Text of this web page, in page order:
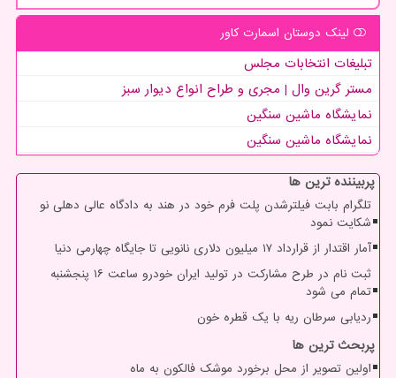
لینک دوستان اسمارت كاور
تبلیغات انتخابات مجلس
مستر گرین وال | مجری و طراح انواع دیوار سبز
نمایشگاه ماشین سنگین
نمایشگاه ماشین سنگین
پربیننده ترین ها
تلگرام بابت فیلترشدن پلت فرم خود در هند به دادگاه عالی دهلی نو
شکایت نمود
آمار اقتدار از قرارداد ۱۷ میلیون دلاری نانویی تا جایگاه چهارمی دنیا
ثبت نام در طرح مشارکت در تولید ایران خودرو ساعت ۱۶ پنجشنبه
تمام می شود
ردیابی سرطان ریه با یک قطره خون
پربحث ترین ها
اولین تصویر از محل برخورد موشک فالکون به ماه